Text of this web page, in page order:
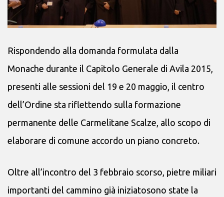
Rispondendo alla domanda formulata dalla
Monache durante il Capitolo Generale di Avila 2015,
presenti alle sessioni del 19 e 20 maggio, il centro
dell’Ordine sta riflettendo sulla formazione
permanente delle Carmelitane Scalze, allo scopo di
elaborare di comune accordo un piano concreto.
Oltre all’incontro del 3 febbraio scorso, pietre miliari
importanti del cammino già iniziatosono state la